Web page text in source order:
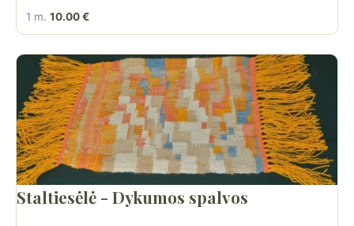
1 m. 10.00 €
Staltiesėlė - Dykumos spalvos